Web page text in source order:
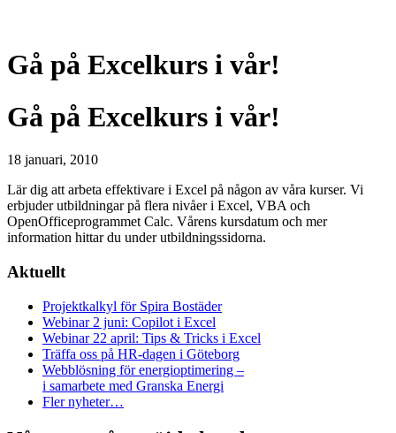
Gå på Excelkurs i vår!
Gå på Excelkurs i vår!
18 januari, 2010
Lär dig att arbeta effektivare i Excel på någon av våra kurser. Vi
erbjuder utbildningar på flera nivåer i Excel, VBA och
OpenOfficeprogrammet Calc. Vårens kursdatum och mer
information hittar du under utbildningssidorna.
Aktuellt
Projektkalkyl för Spira Bostäder
Webinar 2 juni: Copilot i Excel
Webinar 22 april: Tips & Tricks i Excel
Träffa oss på HR-dagen i Göteborg
Webblösning för energioptimering –
i samarbete med Granska Energi
Fler nyheter…